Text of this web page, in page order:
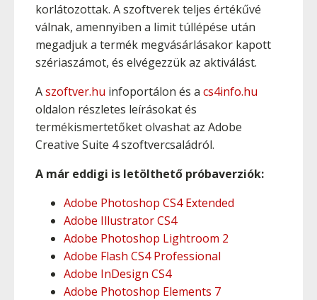
korlátozottak. A szoftverek teljes értékűvé
válnak, amennyiben a limit túllépése után
megadjuk a termék megvásárlásakor kapott
szériaszámot, és elvégezzük az aktiválást.
Aszoftver.hu infoportálon és a cs4info.hu
oldalon részletes leírásokat és
termékismertetőket olvashat az Adobe
Creative Suite 4 szoftvercsaládról.
A már eddigi is letölthető próbaverziók:
Adobe Photoshop CS4 Extended
Adobe Illustrator CS4
Adobe Photoshop Lightroom 2
Adobe Flash CS4 Professional
Adobe InDesign CS4
Adobe Photoshop Elements 7